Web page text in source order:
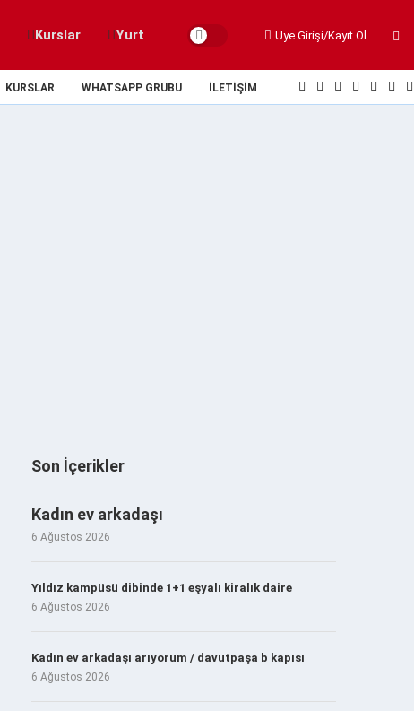
Kurslar Yurt Üye Girişi/Kayıt Ol
KURSLAR WHATSAPP GRUBU İLETIŞIM
Son İçerikler
Kadın ev arkadaşı
6 Ağustos 2026
Yıldız kampüsü dibinde 1+1 eşyalı kiralık daire
6 Ağustos 2026
Kadın ev arkadaşı arıyorum / davutpaşa b kapısı
6 Ağustos 2026